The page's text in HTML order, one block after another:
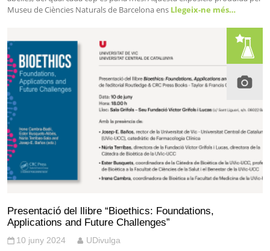
Museu de Ciències Naturals de Barcelona ens Llegeix-ne més…
Presentació del llibre “Bioethics: Foundations,
Applications and Future Challenges”
10 juny 2024 UDivulga